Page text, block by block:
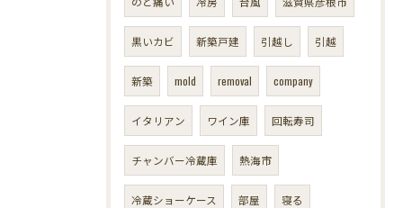
黒いカビ 新築戸建 引越し 引越
新築 mold removal company
イタリアン ワイン庫 回転寿司
チャンバー冷蔵庫 熱海市
冷蔵ショーケース 部屋 寝る